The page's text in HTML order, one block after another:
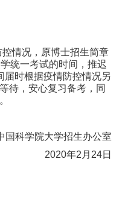
情况，原博士招生简章
统一考试的时间，推迟
届时根据疫情防控情况另
待，安心复习备考，同
国科学院大学招生办公室
2020年2 月 24日